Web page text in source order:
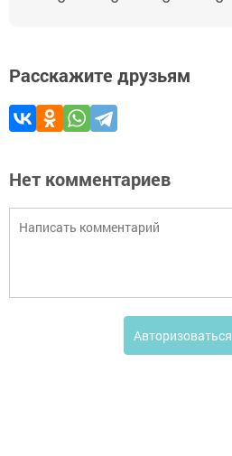
Расскажите друзьям
Нет комментариев
Авторизоваться